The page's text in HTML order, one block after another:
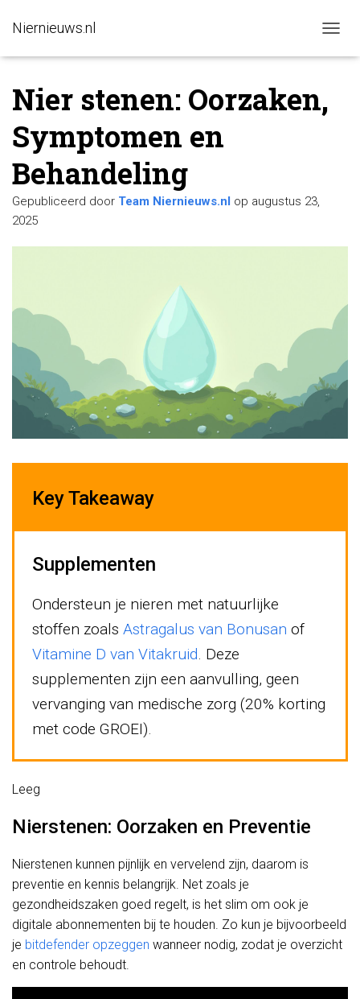
Niernieuws.nl
A
Nier stenen: Oorzaken,
Symptomen en
Behandeling
Gepubliceerd door Team Niernieuws.nl op augustus 23,
2025
Key Takeaway
Supplementen
Ondersteun je nieren met natuurlijke
stoffen zoals Astragalus van Bonusan of
Vitamine D van Vitakruid. Deze
supplementen zijn een aanvulling, geen
vervanging van medische zorg (20% korting
met code GROEI).
Leeg
Nierstenen: Oorzaken en Preventie
Nierstenen kunnen pijnlijk en vervelend zijn, daarom is
preventie en kennis belangrijk. Net zoals je
gezondheidszaken goed regelt, is het slim om ook je
digitale abonnementen bij te houden. Zo kun je bijvoorbeeld
je bitdefender opzeggen wanneer nodig, zodat je overzicht
en controle behoudt.